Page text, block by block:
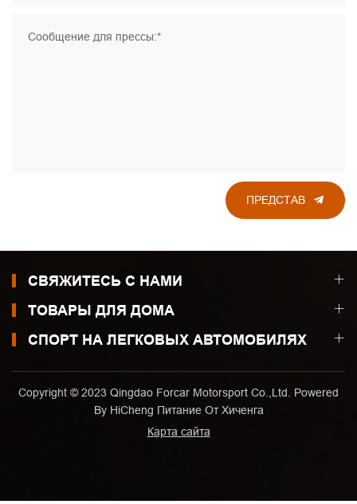
Сообщение для прессы:*
ПРЕДСТАВ
СВЯЖИТЕСЬ С НАМИ
ТОВАРЫ ДЛЯ ДОМА
СПОРТ НА ЛЕГКОВЫХ АВТОМОБИЛЯХ
Copyright © 2023 Qingdao Forcar Motorsport Co.,Ltd. Powered
By HiCheng Питание От Хиченга
Карта сайта